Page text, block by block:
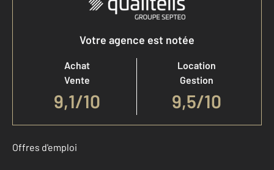
Votre agence est notée
Achat
Vente
9,1/10
Location
Gestion
9,5/10
Offres d'emploi